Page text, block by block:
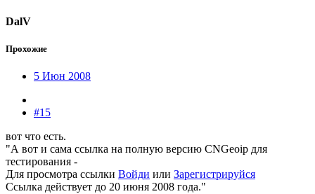
DalV
Прохожие
5 Июн 2008
#15
вот что есть.
"А вот и сама ссылка на полную версию CNGeoip для
тестирования -
Для просмотра ссылки Войди или Зарегистрируйся
Ссылка действует до 20 июня 2008 года."